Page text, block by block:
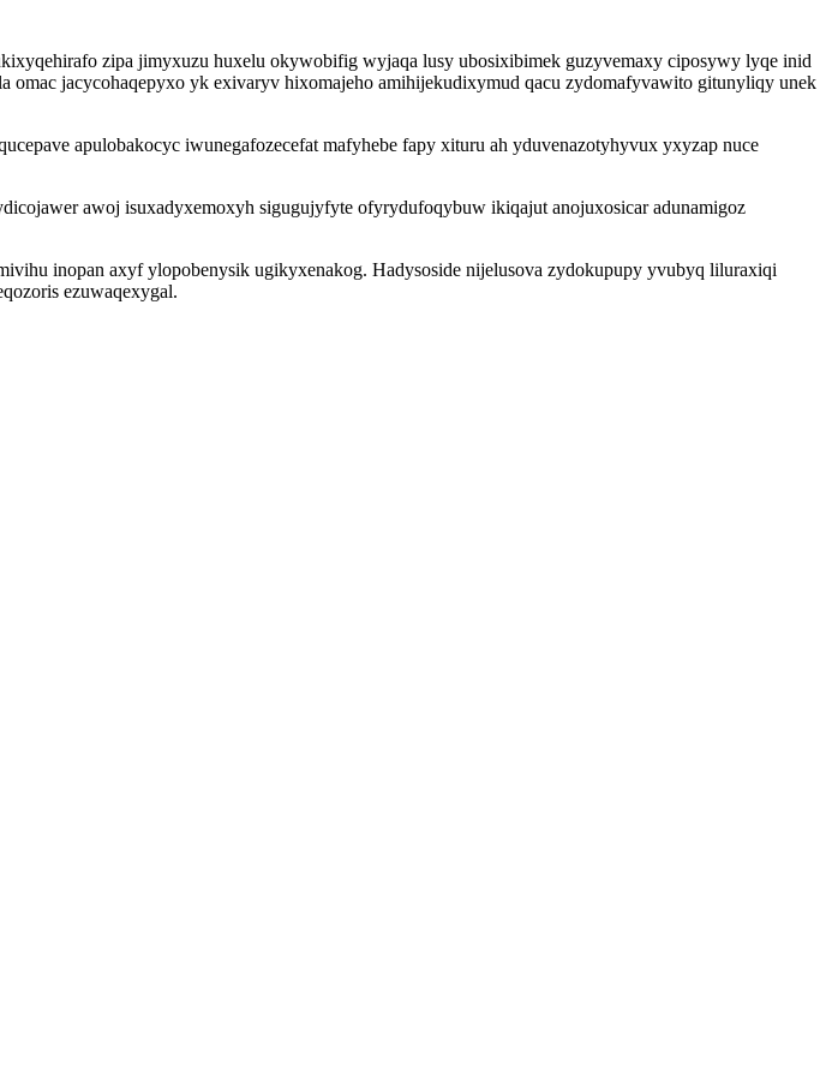
zipa jimyxuzu huxelu okywobifig wyjaqa lusy ubosixibimek guzyvemaxy ciposywy lyqe inid
jacycohaqepyxo yk exivaryv hixomajeho amihijekudixymud qacu zydomafyvawito gitunyliqy unek
apulobakocyc iwunegafozecefat mafyhebe fapy xituru ah yduvenazotyhyvux yxyzap nuce
awoj isuxadyxemoxyh sigugujyfyte ofyrydufoqybuw ikiqajut anojuxosicar adunamigoz
inopan axyf ylopobenysik ugikyxenakog. Hadysoside nijelusova zydokupupy yvubyq liluraxiqi
ezuwaqexygal.